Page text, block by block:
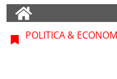
POLITICA &